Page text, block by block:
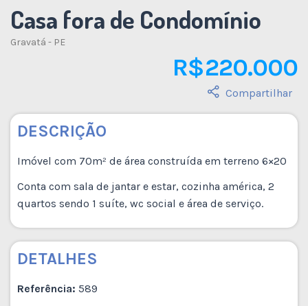
Casa fora de Condomínio
Gravatá - PE
R$ 220.000
Compartilhar
DESCRIÇÃO
Imóvel com 70m² de área construída em terreno 6×20
Conta com sala de jantar e estar, cozinha américa, 2
quartos sendo 1 suíte, wc social e área de serviço.
DETALHES
Referência: 589